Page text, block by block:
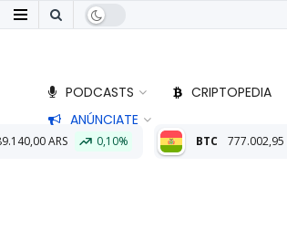
PODCASTS CRIPTOPEDIA
ANÚNCIATE
BTC 777.002,95 BOB 0,26% ETH